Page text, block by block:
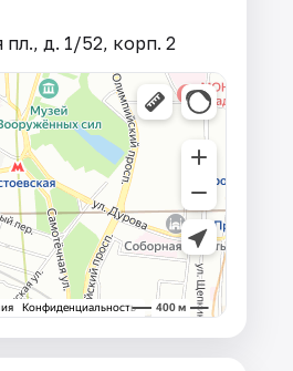
д. 1/52, корп. 2